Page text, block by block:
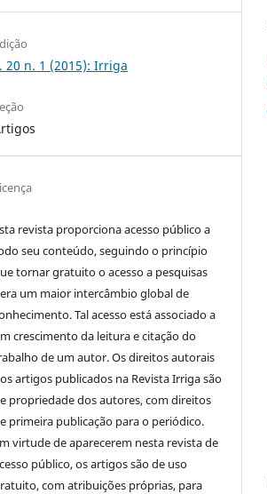
20 n. 1 (2015): Irriga
revista proporciona acesso público a
seu conteúdo, seguindo o princípio
tornar gratuito o acesso a pesquisas
um maior intercâmbio global de
Tal acesso está associado a
crescimento da leitura e citação do
de um autor. Os direitos autorais
artigos publicados na Revista Irriga são
propriedade dos autores, com direitos
primeira publicação para o periódico.
virtude de aparecerem nesta revista de
público, os artigos são de uso
com atribuições próprias, para